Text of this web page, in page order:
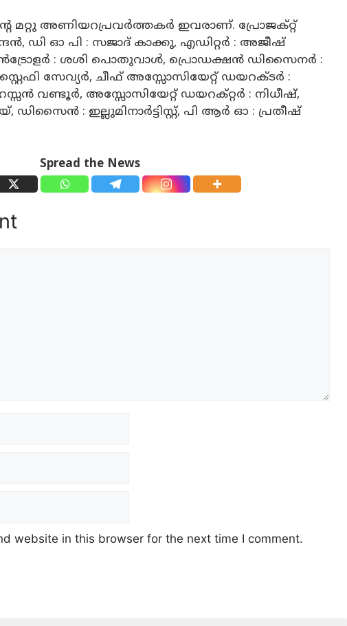
മറ്റു അണിയറപ്രവർത്തകർ ഇവരാണ്. പ്രോജക്റ്റ്
ഡി ഓ പി : സജാദ് കാക്കു, എഡിറ്റർ : അജീഷ്
: ശശി പൊതുവാൾ, പ്രൊഡക്ഷൻ ഡിസൈനർ :
സ്റ്റെഫി സേവ്യർ, ചീഫ് അസ്സോസിയേറ്റ് ഡയറക്ടർ :
വണ്ടൂർ, അസ്സോസിയേറ്റ് ഡയറക്റ്റർ : നിധീഷ്,
ഡിസൈൻ : ഇല്ലുമിനാർട്ടിസ്റ്റ്, പി ആർ ഓ : പ്രതീഷ്
Spread the News
website in this browser for the next time I comment.